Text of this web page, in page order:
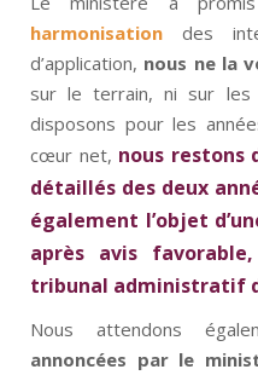
harmonisationdes
d’application, nous ne la
sur le terrain, ni sur les
disposons pour les
cœur net, nous restons
détaillés des deux
également l’objet
après avis
tribunal administratif
Nous attendons
annoncées par le